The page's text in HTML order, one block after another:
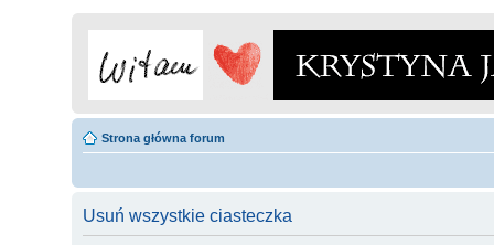
Strona główna forum
Usuń wszystkie ciasteczka